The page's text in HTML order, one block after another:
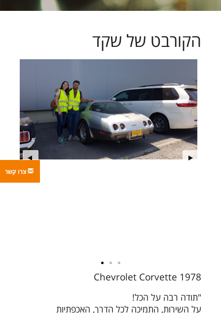
הקורבט של שקד
1978 Chevrolet Corvette
"תודה רבה על הכל!
על השירות, התמיכה לכל הדרך, האכפתיות
צרו קשר